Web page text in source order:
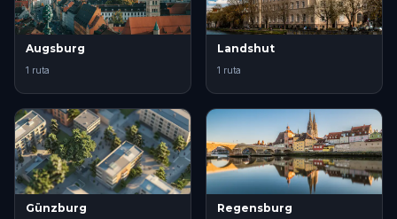
Augsburg
1 ruta
Landshut
1 ruta
Günzburg Regensburg